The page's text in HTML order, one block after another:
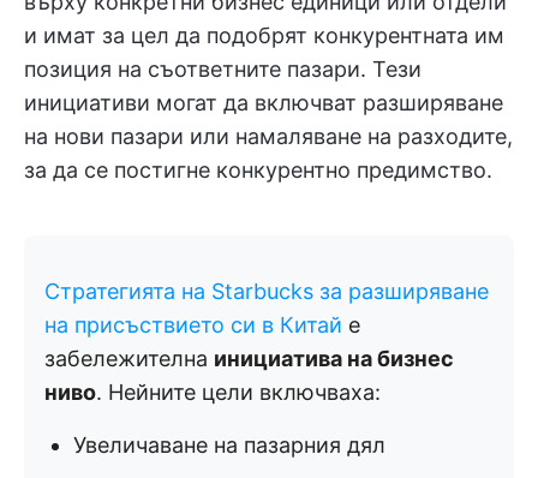
и имат за цел да подобрят конкурентната им
позиция на съответните пазари. Тези
инициативи могат да включват разширяване
на нови пазари или намаляване на разходите,
за да се постигне конкурентно предимство.
Стратегията на Starbucks за разширяване
на присъствието си в Китай е
забележителна инициатива на бизнес
ниво. Нейните цели включваха:
Увеличаване на пазарния дял